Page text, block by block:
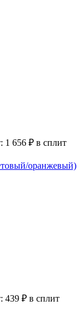
1 656 ₽ в сплит
оранжевый)
439 ₽ в сплит